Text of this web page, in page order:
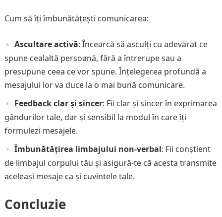
Cum să îți îmbunătățești comunicarea:
Ascultare activă: Încearcă să asculți cu adevărat ce
spune cealaltă persoană, fără a întrerupe sau a
presupune ceea ce vor spune. Înțelegerea profundă a
mesajului lor va duce la o mai bună comunicare.
Feedback clar și sincer: Fii clar și sincer în exprimarea
gândurilor tale, dar și sensibil la modul în care îți
formulezi mesajele.
Îmbunătățirea limbajului non-verbal: Fii conștient
de limbajul corpului tău și asigură-te că acesta transmite
aceleași mesaje ca și cuvintele tale.
Concluzie